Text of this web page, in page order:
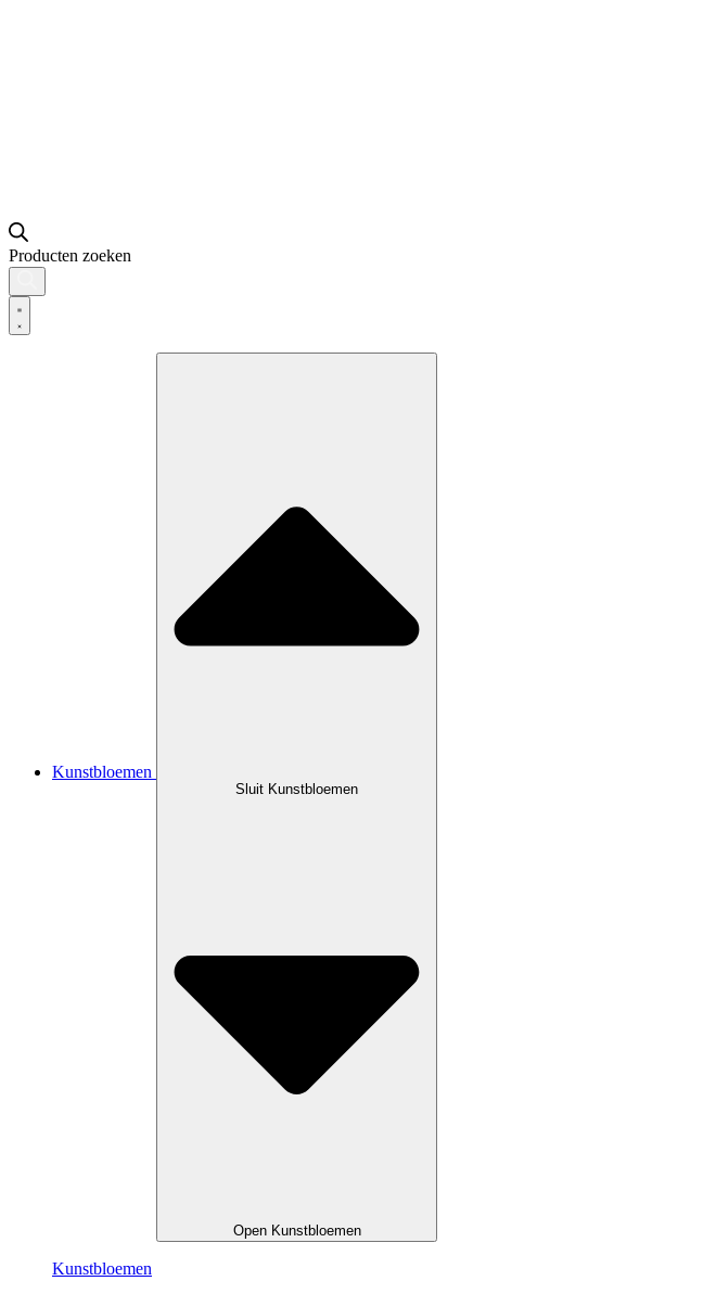
Producten zoeken
Kunstbloemen
Sluit Kunstbloemen
Open Kunstbloemen
Kunstbloemen